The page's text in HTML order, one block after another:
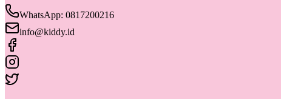
WhatsApp: 0817200216
info@kiddy.id